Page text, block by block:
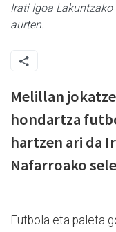
Irati Igoa
aurten.
Melillan
hondartza
hartzen ari da
Nafarroako
Futbola eta paleta